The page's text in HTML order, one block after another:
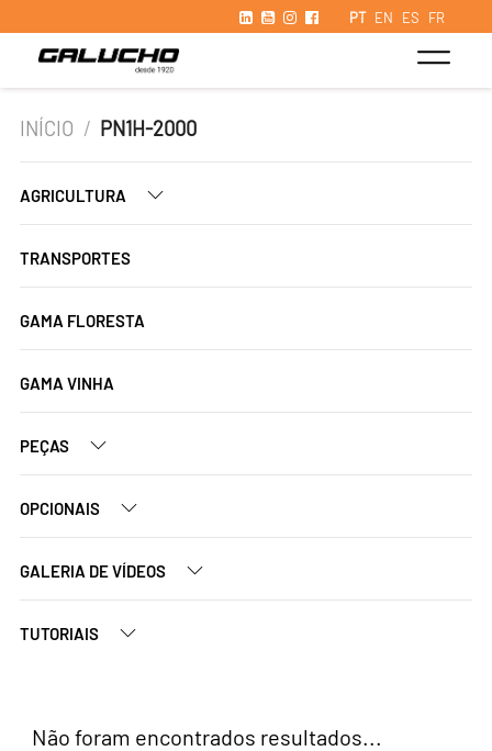
PT EN ES FR
INÍCIO / PN1H-2000
AGRICULTURA
TRANSPORTES
GAMA FLORESTA
GAMA VINHA
PEÇAS
OPCIONAIS
GALERIA DE VÍDEOS
TUTORIAIS
Não foram encontrados resultados...